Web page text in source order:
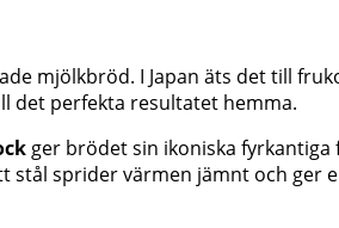
mjölkbröd. I Japan äts det till
det perfekta resultatet hemma.
ger brödet sin ikoniska
sprider värmen jämnt och ger